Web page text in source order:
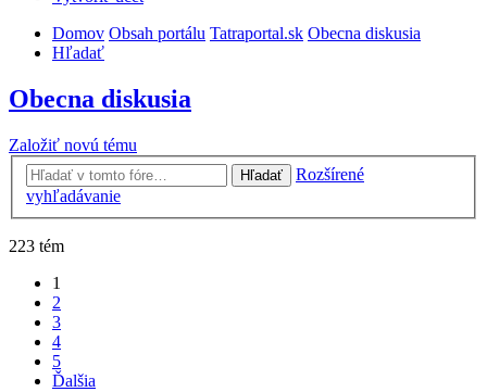
Domov Obsah portálu Tatraportal.sk Obecna diskusia
Hľadať
Obecna diskusia
Založiť novú tému
Hľadať
Rozšírené
vyhľadávanie
223 tém
1
2
3
4
5
Ďalšia